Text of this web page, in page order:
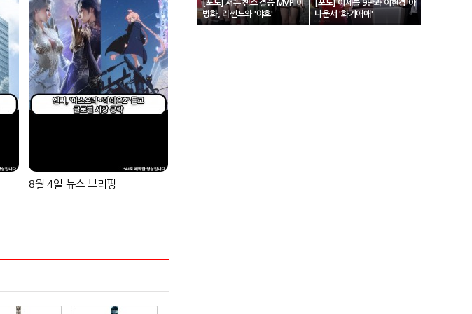
8월 4일 뉴스 브리핑
[포토] 서든 챔스 결승 MVP 이
병화, 리센느와 '야호'
[포토] 이세돌 9단과 이현경 아
나운서 '화기애애'